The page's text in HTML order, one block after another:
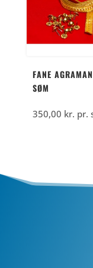
FANE
SØM
350,00 kr. pr.